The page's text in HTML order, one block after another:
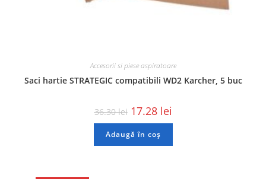
Accesorii si piese aspiratoare
Saci hartie STRATEGIC compatibili WD2 Karcher, 5 buc
36.30lei 17.28 lei
Adaugă în coș